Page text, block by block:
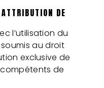
DE
l’utilisation du
au droit
exclusive de
de